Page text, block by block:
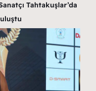
Tahtakuşlar’da